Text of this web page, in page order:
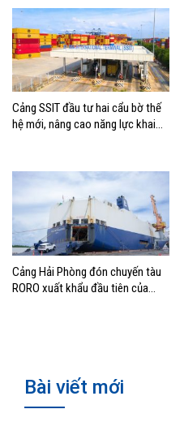
Cảng SSIT đầu tư hai cẩu bờ thế
hệ mới, nâng cao năng lực khai
Cảng Hải Phòng đón chuyến tàu
RORO xuất khẩu đầu tiên của
Bài viết mới